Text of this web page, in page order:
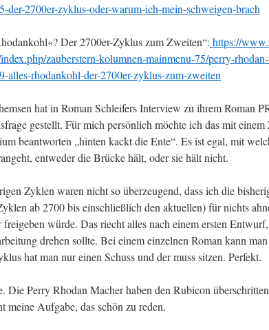
der-2700er-zyklus-oder-warum-ich-mein-schweigen-brach
Der 2700er-Zyklus zum Zweiten“: https://
zauberstern-kolumnen-mainmenu-75/perry-
alles-rhodankohl-der-2700er-zyklus-zum-zweiten
hat in Roman Schleifers Interview zu ihrem Roman
gestellt. Für mich persönlich möchte ich das mit
beantworten „hinten kackt die Ente“. Es ist egal, mit
entweder die Brücke hält, oder sie hält nicht.
Zyklen waren nicht so überzeugend, dass ich die
ab 2700 bis einschließlich den aktuellen) für nichts
würde. Das riecht alles nach einem ersten
drehen sollte. Bei einem einzelnen Roman kann
hat man nur einen Schuss und der muss sitzen. Perfekt.
Die Perry Rhodan Macher haben den Rubicon
meine Aufgabe, das schön zu reden.